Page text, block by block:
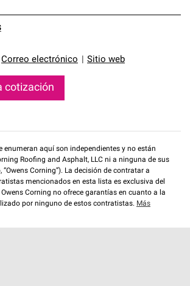
Correo electrónico Sitio web
cotización
enumeran aquí son independientes y no están
Roofing and Asphalt, LLC ni a ninguna de sus
Corning”). La decisión de contratar a
mencionados en esta lista es exclusiva del
Corning no ofrece garantías en cuanto a la
por ninguno de estos contratistas. Más